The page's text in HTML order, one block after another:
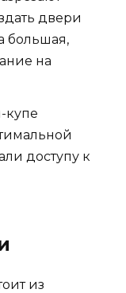
двери
большая,
на
купе
доступу к
из